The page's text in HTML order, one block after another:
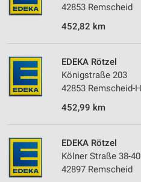
42853 Remscheid
452,82 km
EDEKA Rötzel
Königstraße 203
42853 Remscheid-
452,99 km
EDEKA Rötzel
Kölner Straße 38-40
42897 Remscheid